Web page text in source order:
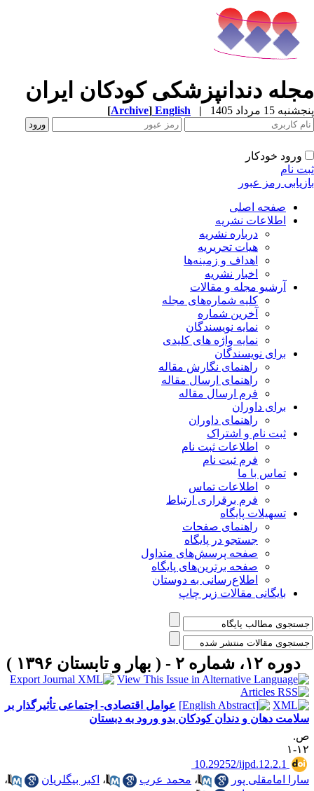
دندانپزشکی کودکان ایران
15 مرداد 1405 |
English
[Archive]
ورود خودکار
نام
رمز عبور
صفحه اصلی
اطلاعات نشریه
درباره نشریه
هیات تحریریه
اهداف و زمینه‌ها
اخبار نشریه
آرشیو مجله و مقالات
کلیه شماره‌های مجله
آخرین شماره
نمایه نویسندگان
نمایه واژه های کلیدی
برای نویسندگان
راهنمای نگارش مقاله
راهنمای ارسال مقاله
فرم ارسال مقاله
برای داوران
راهنمای داوران
ثبت نام و اشتراک
اطلاعات ثبت نام
فرم ثبت نام
تماس با ما
اطلاعات تماس
فرم برقراری ارتباط
تسهیلات پایگاه
راهنمای صفحات
جستجو در پایگاه
صفحه پرسش‌های متداول
صفحه برترین‌های پایگاه
اطلاع‌رسانی به دوستان
بایگانی مقالات زیر چاپ
دوره ۱۲، شماره ۲ - ( بهار و تابستان ۱۳۹۶ )
عوامل اقتصادی- اجتماعی تأثیرگذار بر
دهان و دندان کودکان بدو ورود به دبستان
۱
‎ 10.29252/ijpd.12.2.1
امامقلی پور
،محمد عرب ،اکبر بیگلریان
،